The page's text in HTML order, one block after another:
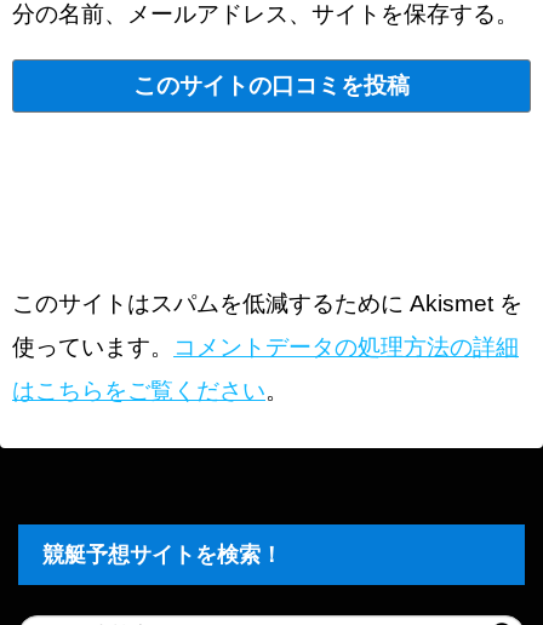
分の名前、メールアドレス、サイトを保存する。
このサイトはスパムを低減するために Akismet を
使っています。
コメントデータの処理方法の詳細
はこちらをご覧ください。
競艇予想サイトを検索！